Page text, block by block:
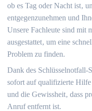
ob es Tag oder Nacht ist‚
entgegenzunehmen und
Unsere Fachleute sind mit
ausgestattet‚ um eine
Problem zu finden.​
Dank des Schlüsselnotfall-
sofort auf qualifizierte
und die Gewissheit‚ dass
Anruf entfernt ist.